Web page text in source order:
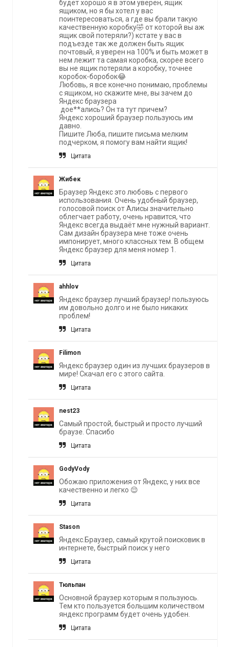
будет хорошо я в этом уверен, ящик
ящиком, но я бы хотел у вас
поинтересоваться, а где вы брали такую
качественную коробку🤣 от которой вы аж
ящик свой потеряли?) кстате у вас в
подъезде так же должен быть ящик
почтовый, я уверен на 100% и быть может в
нем лежит та самая коробка, скорее всего
вы не ящик потеряли а коробку, точнее
коробок-боробок😂
Любовь, я все конечно понимаю, проблемы
с ящиком, но скажите мне, вы зачем до
Яндекс браузера
дое**ались? Он та тут причем?
Яндекс хороший браузер пользуюсь им
давно.
Пишите Люба, пишите письма мелким
подчерком, я помогу вам найти ящик!
Цитата
Жибек
Браузер Яндекс это любовь с первого
использования. Очень удобный браузер,
голосовой поиск от Алисы значительно
облегчает работу, очень нравится, что
Яндекс всегда выдаёт мне нужный вариант.
Сам дизайн браузера мне тоже очень
импонирует, много классных тем. В общем
Яндекс браузер для меня номер 1.
Цитата
ahhlov
Яндекс браузер лучший браузер! пользуюсь
им довольно долго и не было никаких
проблем!
Цитата
Filimon
Яндекс браузер один из лучших браузеров в
мире! Скачал его с этого сайта.
Цитата
nest23
Самый простой, быстрый и просто лучший
браузе. Спасибо
Цитата
GodyVody
Обожаю приложения от Яндекс, у них все
качественно и легко 😌
Цитата
Stason
Яндекс.Браузер, самый крутой поисковик в
интернете, быстрый поиск у него
Цитата
Тюльпан
Основной браузер которым я пользуюсь.
Тем кто пользуется большим количеством
яндекс программ будет очень удобен.
Цитата